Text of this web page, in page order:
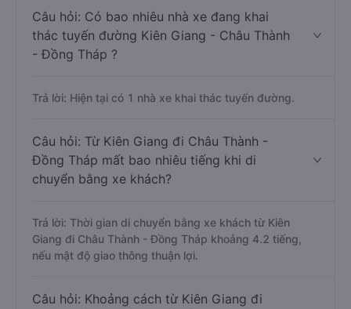
Câu hỏi: Có bao nhiêu nhà xe đang khai
thác tuyến đường Kiên Giang - Châu Thành
- Đồng Tháp ?
Trả lời: Hiện tại có 1 nhà xe khai thác tuyến đường.
Câu hỏi: Từ Kiên Giang đi Châu Thành -
Đồng Tháp mất bao nhiêu tiếng khi di
chuyển bằng xe khách?
Trả lời: Thời gian di chuyển bằng xe khách từ Kiên
Giang đi Châu Thành - Đồng Tháp khoảng 4.2 tiếng,
nếu mật độ giao thông thuận lợi.
Câu hỏi: Khoảng cách từ Kiên Giang đi